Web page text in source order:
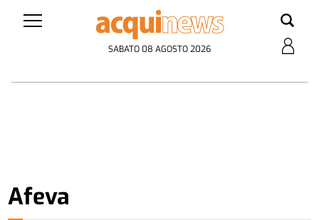
SABATO 08 AGOSTO 2026
Afeva